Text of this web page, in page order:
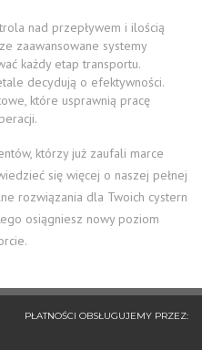
nad przepływem i ilością
zaawansowane systemy
każdy etap transportu.
decydują o efektywności.
które usprawnią pracę
którzy już zaufali marce
się więcej o naszej pełnej
rozwiązania dla Twoich cystern
osiągniesz nowy poziom
PŁATNOŚCI OBSŁUGUJEMY PRZEZ: